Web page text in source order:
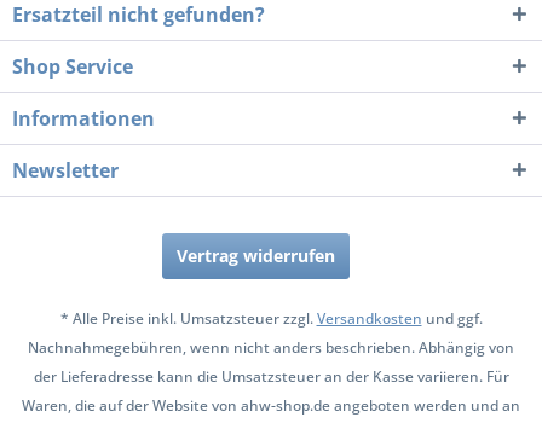
Ersatzteil nicht gefunden?
Shop Service
Informationen
Newsletter
Vertrag widerrufen
* Alle Preise inkl. Umsatzsteuer zzgl.Versandkosten und ggf.
Nachnahmegebühren, wenn nicht anders beschrieben. Abhängig von
der Lieferadresse kann die Umsatzsteuer an der Kasse variieren. Für
Waren, die auf der Website von ahw-shop.de angeboten werden und an